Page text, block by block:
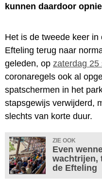
kunnen daardoor
Het is de tweede keer
Efteling terug naar
geleden, op zaterdag 25
coronaregels ook al
spatschermen in het
stapsgewijs verwijderd,
slechts van korte duur.
ZIE OOK
Even
wachtrijen,
de Efteling